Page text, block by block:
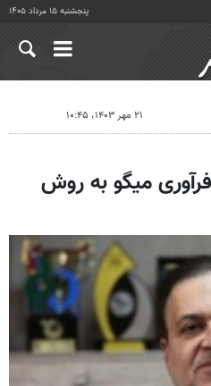
پنجشنبه ۱۵ مرداد ۱۴۰۵
۲۱ مهر ۱۴۰۳، ۱۰:۴۵
میگو به روش